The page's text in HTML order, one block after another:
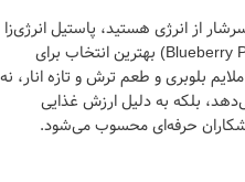
از انرژی هستید، پاستیل انرژی‌زا
GU با طعم بلوبری و انار (Blueberry Pomegranate) بهترین انتخاب برای
بلوبری و طعم ترش و تازه انار، نه
بلکه به دلیل ارزش غذایی
حرفه‌ای محسوب می‌شود.